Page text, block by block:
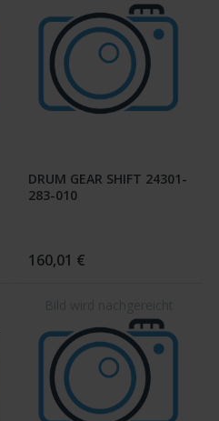
DRUM GEAR SHIFT 24301-
283-010
160,01 €